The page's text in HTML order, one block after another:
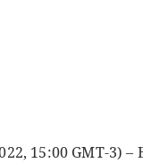
15:00 GMT-3)